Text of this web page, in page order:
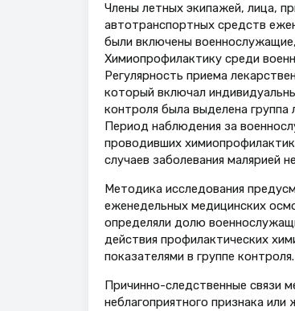
Члены летных экипажей, лица,
автотранспортных средств
были включены
Химиопрофилактику среди
Регулярность приема
который включал
контроля была выделена
Период наблюдения за
проводивших
случаев заболевания малярией
Методика исследования
еженедельных медицинских
определяли долю
действия профилактических
показателями в группе контроля.
Причинно-следственные связи
неблагоприятного признака